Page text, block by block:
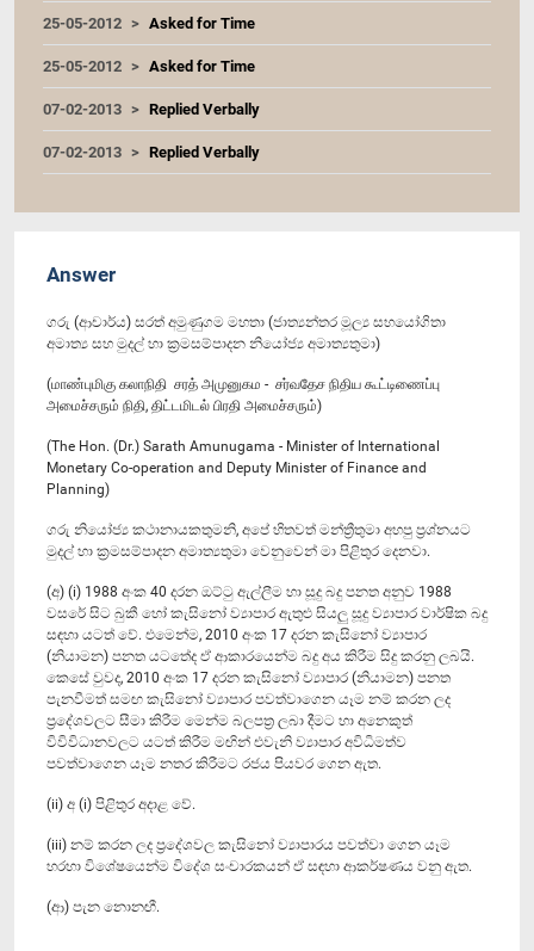
25-05-2012 Asked for Time
25-05-2012 Asked for Time
07-02-2013 Replied Verbally
07-02-2013 Replied Verbally
Answer
ගරු (ආචාර්ය) සරත් අමුණුගම මහතා (ජාත්‍යන්තර මූල්‍ය සහයෝගිතා
අමාත්‍ය සහ මුදල් හා ක්‍රමසම්පාදන නියෝජ්‍ය අමාත්‍යතුමා)
(மாண்புமிகு கலாநிதி சரத் அமுனுகம - சர்வதேச நிதிய கூட்டிணைப்பு
அமைச்சரும் நிதி, திட்டமிடல் பிரதி அமைச்சரும்)
(The Hon. (Dr.) Sarath Amunugama - Minister of International
Monetary Co-operation and Deputy Minister of Finance and
Planning)
ගරු නියෝජ්‍ය කථානායකතුමනි, අපේ හිතවත් මන්ත්‍රීතුමා අහපු ප්‍රශ්නයට
මුදල් හා ක්‍රමසම්පාදන අමාත්‍යතුමා වෙනුවෙන් මා පිළිතුර දෙනවා.
(අ) (i) 1988 අංක 40 දරන ඔට්ටු ඇල්ලීම හා සූදු බදු පනත අනුව 1988
වසරේ සිට බුකී හෝ කැසිනෝ ව්‍යාපාර ඇතුළු සියලු සූදු ව්‍යාපාර වාර්ෂික බදු
සඳහා යටත් වේ. එමෙන්ම, 2010 අංක 17 දරන කැසිනෝ ව්‍යාපාර
(නියාමන) පනත යටතේද ඒ ආකාරයෙන්ම බදු අය කිරීම සිදු කරනු ලබයි.
කෙසේ වුවද, 2010 අංක 17 දරන කැසිනෝ ව්‍යාපාර (නියාමන) පනත
පැනවීමත් සමඟ කැසිනෝ ව්‍යාපාර පවත්වාගෙන යෑම නම් කරන ලද
ප්‍රදේශවලට සීමා කිරීම මෙන්ම බලපත්‍ර ලබා දීමට හා අනෙකුත්
විවිවිධානවලට යටත් කිරීම මඟින් එවැනි ව්‍යාපාර අවිධිමත්ව
පවත්වාගෙන යෑම නතර කිරීමට රජය පියවර ගෙන ඇත.
(ii) අ (i) පිළිතුර අදාළ වේ.
(iii) නම් කරන ලද ප්‍රදේශවල කැසිනෝ ව්‍යාපාරය පවත්වා ගෙන යෑම
හරහා විශේෂයෙන්ම විදේශ සංචාරකයන් ඒ සඳහා ආකර්ෂණය වනු ඇත.
(ආ) පැන නොනඟී.